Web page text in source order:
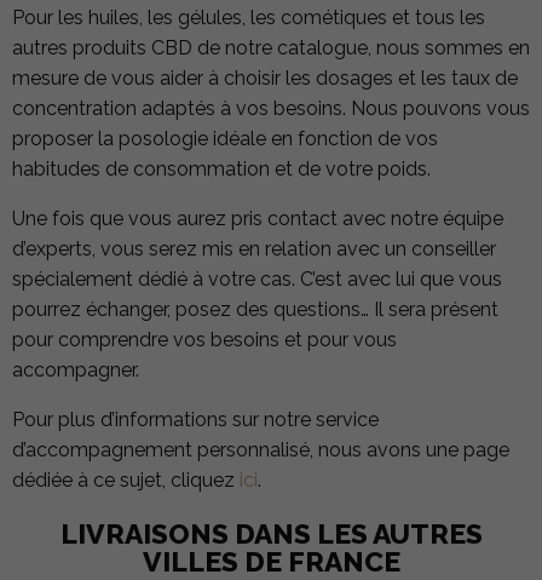
Pour les huiles, les gélules, les cométiques et tous les
autres produits CBD de notre catalogue, nous sommes en
mesure de vous aider à choisir les dosages et les taux de
concentration adaptés à vos besoins. Nous pouvons vous
proposer la posologie idéale en fonction de vos
habitudes de consommation et de votre poids.
Une fois que vous aurez pris contact avec notre équipe
d’experts, vous serez mis en relation avec un conseiller
spécialement dédié à votre cas. C’est avec lui que vous
pourrez échanger, posez des questions… Il sera présent
pour comprendre vos besoins et pour vous
accompagner.
Pour plus d’informations sur notre service
d’accompagnement personnalisé, nous avons une page
dédiée à ce sujet, cliquez ici.
LIVRAISONS DANS LES AUTRES
VILLES DE FRANCE